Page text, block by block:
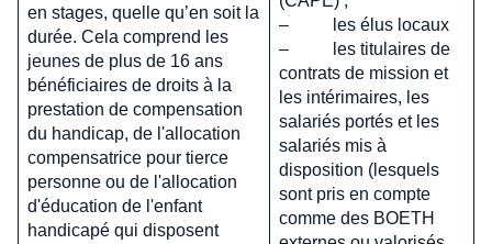
en stages, quelle qu’en soit la
durée. Cela comprend les
jeunes de plus de 16 ans
bénéficiaires de droits à la
prestation de compensation
du handicap, de l'allocation
compensatrice pour tierce
personne ou de l'allocation
d'éducation de l'enfant
handicapé qui disposent
– les élus locaux
– les titulaires de
contrats de mission et
les intérimaires, les
salariés portés et les
salariés mis à
disposition (lesquels
sont pris en compte
comme des BOETH